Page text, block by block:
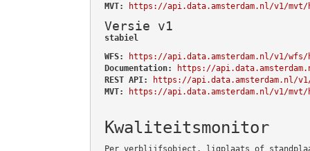
MVT:
https://api.data.amsterdam.nl/v1/
Versie v1
stabiel
WFS:
https://api.data.amsterdam.nl/v1/
Documentation:
https://
REST API:
https://api.data.amsterdam.nl/
MVT:
https://api.data.amsterdam.nl/v1/
Kwaliteitsmonitor
Per verblijfsobject, ligplaats of